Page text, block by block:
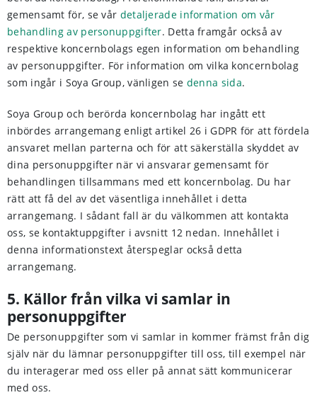
gemensamt för, se vår detaljerade information om vår
behandling av personuppgifter. Detta framgår också av
respektive koncernbolags egen information om behandling
av personuppgifter. För information om vilka koncernbolag
som ingår i Soya Group, vänligen se denna sida.
Soya Group och berörda koncernbolag har ingått ett
inbördes arrangemang enligt artikel 26 i GDPR för att fördela
ansvaret mellan parterna och för att säkerställa skyddet av
dina personuppgifter när vi ansvarar gemensamt för
behandlingen tillsammans med ett koncernbolag. Du har
rätt att få del av det väsentliga innehållet i detta
arrangemang. I sådant fall är du välkommen att kontakta
oss, se kontaktuppgifter i avsnitt 12 nedan. Innehållet i
denna informationstext återspeglar också detta
arrangemang.
5. Källor från vilka vi samlar in
personuppgifter
De personuppgifter som vi samlar in kommer främst från dig
själv när du lämnar personuppgifter till oss, till exempel när
du interagerar med oss eller på annat sätt kommunicerar
med oss.